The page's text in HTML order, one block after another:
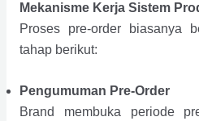
Mekanisme Kerja Sistem
Proses pre-order biasanya
tahap berikut:
Pengumuman Pre-Order
Brand membuka periode